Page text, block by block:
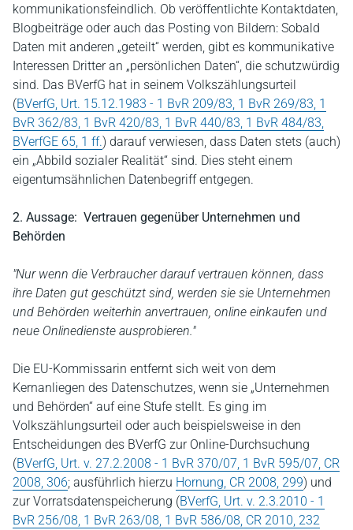
kommunikationsfeindlich. Ob veröffentlichte Kontaktdaten,
Blogbeiträge oder auch das Posting von Bildern: Sobald
Daten mit anderen „geteilt“ werden, gibt es kommunikative
Interessen Dritter an „persönlichen Daten“, die schutzwürdig
sind. Das BVerfG hat in seinem Volkszählungsurteil
(BVerfG, Urt. 15.12.1983 - 1 BvR 209/83, 1 BvR 269/83, 1
BvR 362/83, 1 BvR 420/83, 1 BvR 440/83, 1 BvR 484/83,
BVerfGE 65, 1 ff.) darauf verwiesen, dass Daten stets (auch)
ein „Abbild sozialer Realität“ sind. Dies steht einem
eigentumsähnlichen Datenbegriff entgegen.
2. Aussage: Vertrauen gegenüber Unternehmen und
Behörden
"Nur wenn die Verbraucher darauf vertrauen können, dass
ihre Daten gut geschützt sind, werden sie sie Unternehmen
und Behörden weiterhin anvertrauen, online einkaufen und
neue Onlinedienste ausprobieren."
Die EU-Kommissarin entfernt sich weit von dem
Kernanliegen des Datenschutzes, wenn sie „Unternehmen
und Behörden“ auf eine Stufe stellt. Es ging im
Volkszählungsurteil oder auch beispielsweise in den
Entscheidungen des BVerfG zur Online-Durchsuchung
(BVerfG, Urt. v. 27.2.2008 - 1 BvR 370/07, 1 BvR 595/07, CR
2008, 306; ausführlich hierzu Hornung, CR 2008, 299) und
zur Vorratsdatenspeicherung (BVerfG, Urt. v. 2.3.2010 - 1
BvR 256/08, 1 BvR 263/08, 1 BvR 586/08, CR 2010, 232